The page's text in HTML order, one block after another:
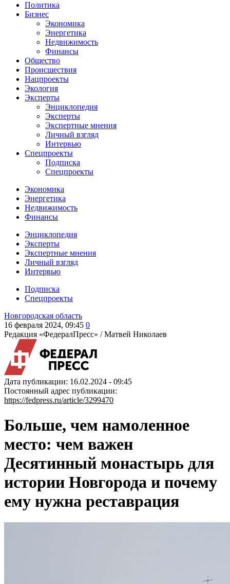
Политика
Бизнес
Экономика
Энергетика
Недвижимость
Финансы
Общество
Происшествия
Нацпроекты
Экология
Эксперты
Энциклопедия
Эксперты
Экспертные мнения
Личный взгляд
Интервью
Спецпроекты
Подписка
Спецпроекты
Экономика
Энергетика
Недвижимость
Финансы
Энциклопедия
Эксперты
Экспертные мнения
Личный взгляд
Интервью
Подписка
Спецпроекты
Новгородская область
16 февраля 2024, 09:45 0
Редакция «ФедералПресс» /Матвей Николаев
Дата публикации: 16.02.2024 - 09:45
Постоянный адрес публикации:
https://fedpress.ru/article/3299470
Больше, чем намоленное
место: чем важен
Десятинный монастырь для
истории Новгорода и почему
ему нужна реставрация